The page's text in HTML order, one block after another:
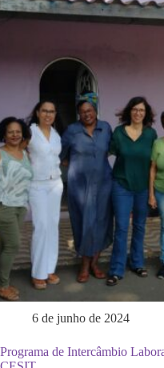
6 de junho de 2024
Programa de Intercâmbio